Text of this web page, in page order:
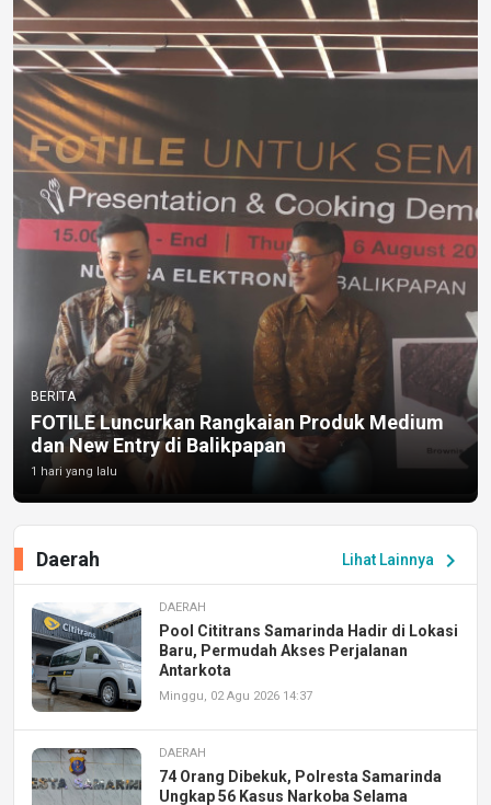
BERITA
FOTILE Luncurkan Rangkaian Produk Medium
dan New Entry di Balikpapan
1 hari yang lalu
Lihat Lainnya chevron_right
Daerah
DAERAH
Pool Cititrans Samarinda Hadir di Lokasi
Baru, Permudah Akses Perjalanan
Antarkota
Minggu, 02 Agu 2026 14:37
DAERAH
74 Orang Dibekuk, Polresta Samarinda
Ungkap 56 Kasus Narkoba Selama